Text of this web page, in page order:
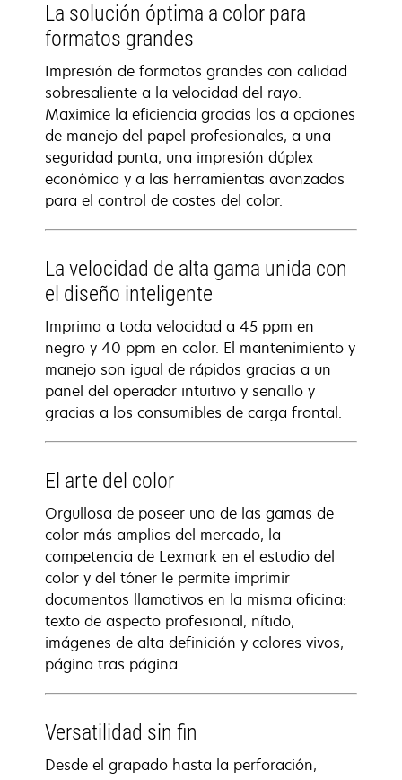
La solución óptima a color para
formatos grandes
Impresión de formatos grandes con calidad
sobresaliente a la velocidad del rayo.
Maximice la eficiencia gracias las a opciones
de manejo del papel profesionales, a una
seguridad punta, una impresión dúplex
económica y a las herramientas avanzadas
para el control de costes del color.
La velocidad de alta gama unida con
el diseño inteligente
Imprima a toda velocidad a 45 ppm en
negro y 40 ppm en color. El mantenimiento y
manejo son igual de rápidos gracias a un
panel del operador intuitivo y sencillo y
gracias a los consumibles de carga frontal.
El arte del color
Orgullosa de poseer una de las gamas de
color más amplias del mercado, la
competencia de Lexmark en el estudio del
color y del tóner le permite imprimir
documentos llamativos en la misma oficina:
texto de aspecto profesional, nítido,
imágenes de alta definición y colores vivos,
página tras página.
Versatilidad sin fin
Desde el grapado hasta la perforación,